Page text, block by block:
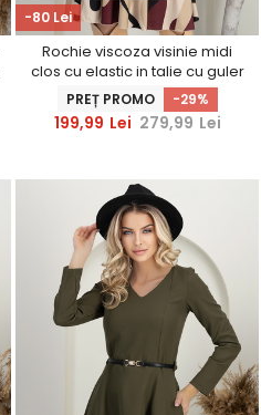
-80 Lei
Rochie viscoza visinie midi
clos cu elastic in talie cu guler
inalt - StarShinerS
PREȚ PROMO -29%
199,99 Lei 279,99 Lei